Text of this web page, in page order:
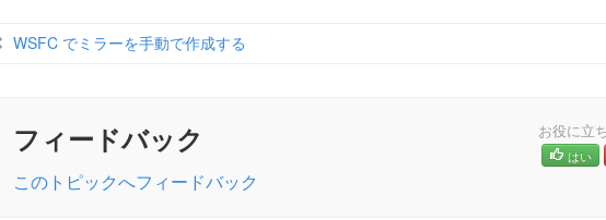
WSFC でミラーを手動で作成する
フィードバック お役に立
はい
このトピックへフィードバック